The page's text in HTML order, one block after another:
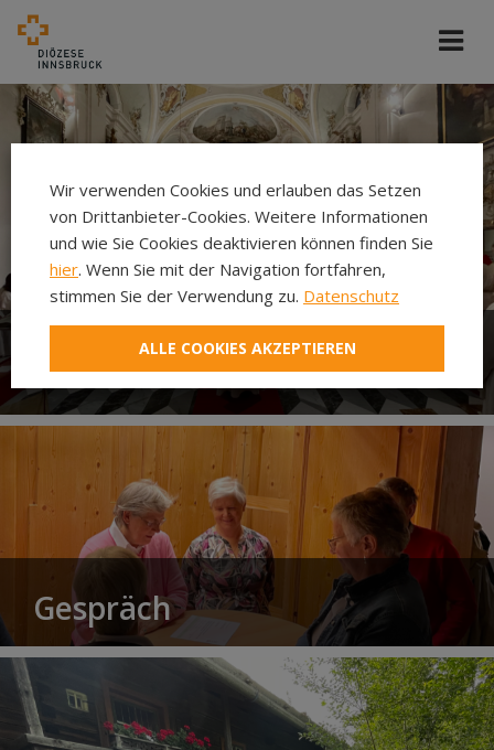
Gottesdienst
Gespräch
Wir verwenden Cookies und erlauben das Setzen
von Drittanbieter-Cookies. Weitere Informationen
und wie Sie Cookies deaktivieren können finden Sie
hier. Wenn Sie mit der Navigation fortfahren,
stimmen Sie der Verwendung zu. Datenschutz
ALLE COOKIES AKZEPTIEREN